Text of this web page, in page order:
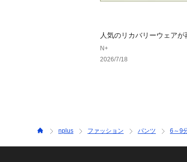
人気のリカバリーウェアが
N+
2026/7/18
nplus ファッション パンツ 6～9